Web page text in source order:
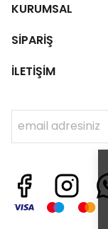
KURUMSAL
SİPARİŞ
İLETİŞİM